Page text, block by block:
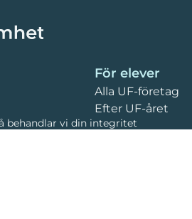
För elever
Alla UF-företag
Efter UF-året
behandlar vi din integritet